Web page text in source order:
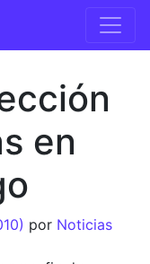
en
por Noticias